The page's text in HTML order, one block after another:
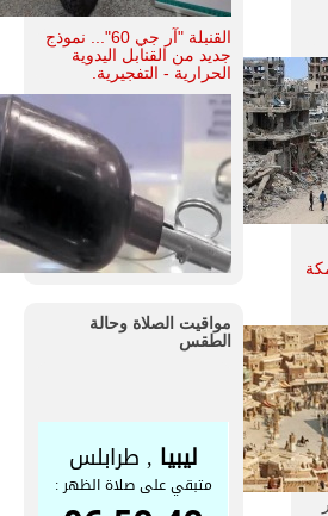
القنبلة "آر جي 60"... نموذج
جديد من القنابل اليدوية
الحرارية - التفجيرية.
مواقيت الصلاة وحالة
الطقس